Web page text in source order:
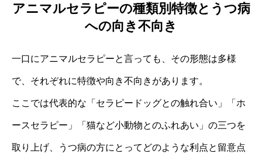
アニマルセラピーの種類別特徴とうつ病
への向き不向き
一口にアニマルセラピーと言っても、その形態は多様
で、それぞれに特徴や向き不向きがあります。
ここでは代表的な「セラピードッグとの触れ合い」「ホ
ースセラピー」「猫など小動物とのふれあい」の三つを
取り上げ、うつ病の方にとってどのような利点と留意点